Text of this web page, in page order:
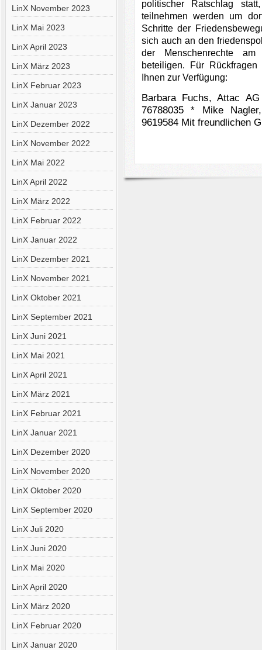
LinX November 2023
LinX Mai 2023
LinX April 2023
LinX März 2023
LinX Februar 2023
LinX Januar 2023
LinX Dezember 2022
LinX November 2022
LinX Mai 2022
LinX April 2022
LinX März 2022
LinX Februar 2022
LinX Januar 2022
LinX Dezember 2021
LinX November 2021
LinX Oktober 2021
LinX September 2021
LinX Juni 2021
LinX Mai 2021
LinX April 2021
LinX März 2021
LinX Februar 2021
LinX Januar 2021
LinX Dezember 2020
LinX November 2020
LinX Oktober 2020
LinX September 2020
LinX Juli 2020
LinX Juni 2020
LinX Mai 2020
LinX April 2020
LinX März 2020
LinX Februar 2020
LinX Januar 2020
politischer Ratschlag
teilnehmen werden um
Schritte der
sich auch an den
der Menschenrechte
beteiligen. Für
Ihnen zur Verfügung:
Barbara Fuchs, Attac
76788035 * Mike
9619584 Mit freundlichen